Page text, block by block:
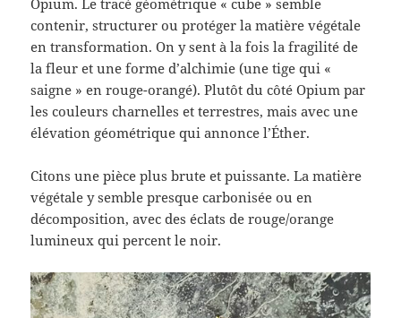
contenir, structurer ou protéger la matière végétale
en transformation. On y sent à la fois la fragilité de
la fleur et une forme d’alchimie (une tige qui «
saigne » en rouge-orangé). Plutôt du côté Opium par
les couleurs charnelles et terrestres, mais avec une
élévation géométrique qui annonce l’Éther.
Citons une pièce plus brute et puissante. La matière
végétale y semble presque carbonisée ou en
décomposition, avec des éclats de rouge/orange
lumineux qui percent le noir.